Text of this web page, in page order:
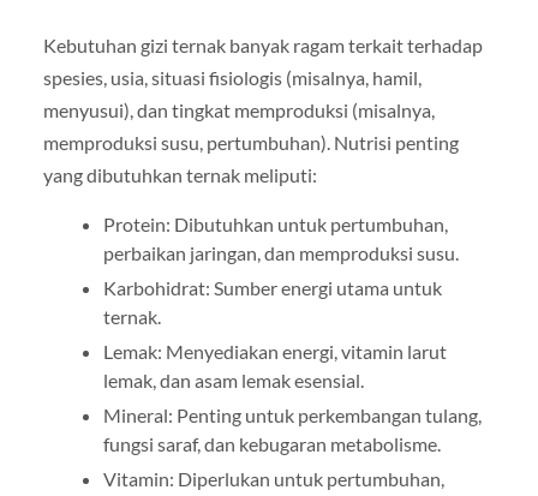
Kebutuhan gizi ternak banyak ragam terkait terhadap
spesies, usia, situasi fisiologis (misalnya, hamil,
menyusui), dan tingkat memproduksi (misalnya,
memproduksi susu, pertumbuhan). Nutrisi penting
yang dibutuhkan ternak meliputi:
Protein: Dibutuhkan untuk pertumbuhan,
perbaikan jaringan, dan memproduksi susu.
Karbohidrat: Sumber energi utama untuk
ternak.
Lemak: Menyediakan energi, vitamin larut
lemak, dan asam lemak esensial.
Mineral: Penting untuk perkembangan tulang,
fungsi saraf, dan kebugaran metabolisme.
Vitamin: Diperlukan untuk pertumbuhan,